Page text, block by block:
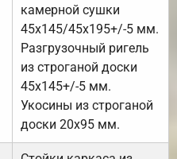
камерной сушки
45х145/45х195+/-5 мм.
Разгрузочный ригель
из строганой доски
45х145+/-5 мм.
Укосины из строганой
доски 20х95 мм.